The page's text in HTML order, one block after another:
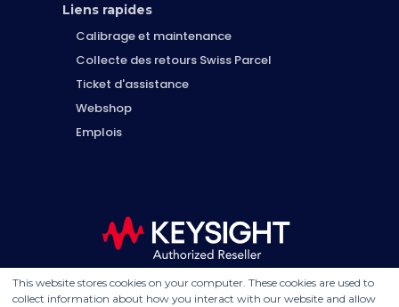
This website stores cookies on your computer. These cookies are used to
collect information about how you interact with our website and allow
Liens rapides
Calibrage et maintenance
Collecte des retours Swiss Parcel
Ticket d'assistance
Webshop
Emplois